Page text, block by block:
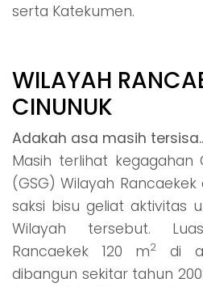
serta Katekumen.
WILAYAH
CINUNUK
Adakah asa masih
Masih terlihat kegagahan
(GSG) Wilayah
saksi bisu geliat aktivitas
Wilayah tersebut.
Rancaekek 120 m2 di
dibangun sekitar tahun